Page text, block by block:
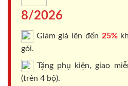
8/2026
Giảm giá lên đến 25%
gói.
Tặng phụ kiện, giao
(trên 4 bộ).